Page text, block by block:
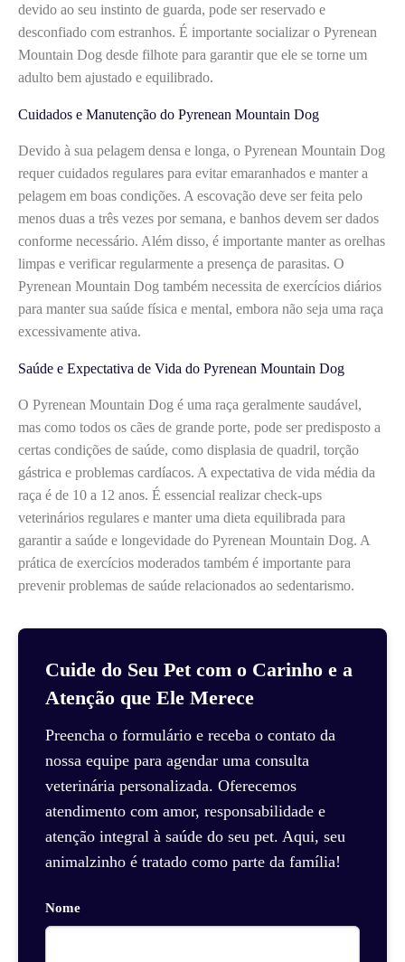
devido ao seu instinto de guarda, pode ser reservado e
desconfiado com estranhos. É importante socializar o Pyrenean
Mountain Dog desde filhote para garantir que ele se torne um
adulto bem ajustado e equilibrado.
Cuidados e Manutenção do Pyrenean Mountain Dog
Devido à sua pelagem densa e longa, o Pyrenean Mountain Dog
requer cuidados regulares para evitar emaranhados e manter a
pelagem em boas condições. A escovação deve ser feita pelo
menos duas a três vezes por semana, e banhos devem ser dados
conforme necessário. Além disso, é importante manter as orelhas
limpas e verificar regularmente a presença de parasitas. O
Pyrenean Mountain Dog também necessita de exercícios diários
para manter sua saúde física e mental, embora não seja uma raça
excessivamente ativa.
Saúde e Expectativa de Vida do Pyrenean Mountain Dog
O Pyrenean Mountain Dog é uma raça geralmente saudável,
mas como todos os cães de grande porte, pode ser predisposto a
certas condições de saúde, como displasia de quadril, torção
gástrica e problemas cardíacos. A expectativa de vida média da
raça é de 10 a 12 anos. É essencial realizar check-ups
veterinários regulares e manter uma dieta equilibrada para
garantir a saúde e longevidade do Pyrenean Mountain Dog. A
prática de exercícios moderados também é importante para
prevenir problemas de saúde relacionados ao sedentarismo.
Cuide do Seu Pet com o Carinho e a
Atenção que Ele Merece
Preencha o formulário e receba o contato da
nossa equipe para agendar uma consulta
veterinária personalizada. Oferecemos
atendimento com amor, responsabilidade e
atenção integral à saúde do seu pet. Aqui, seu
animalzinho é tratado como parte da família!
Nome